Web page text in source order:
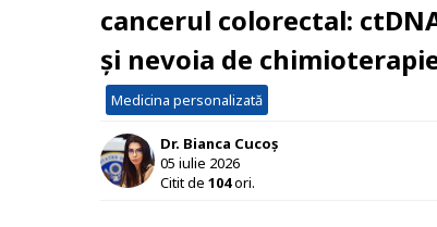
cancerul colorectal:
și nevoia de
Medicina personalizată
Dr. Bianca Cucoș
05 iulie 2026
Citit de 104ori.